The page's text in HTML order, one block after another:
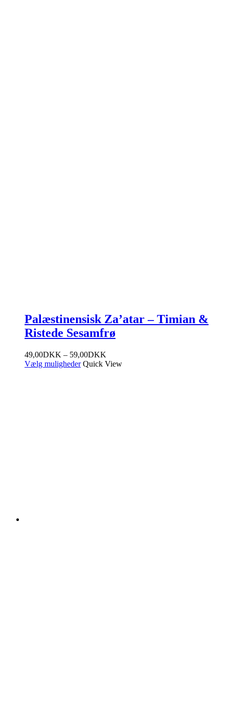
Palæstinensisk Za’atar – Timian &
Ristede Sesamfrø
49,00DKK – 59,00DKK
49,00DKK
Vælg muligheder Quick View